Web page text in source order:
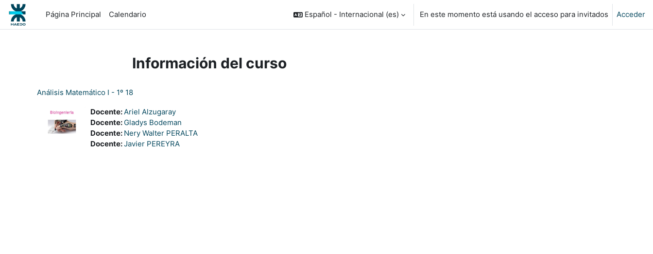
Salta al contenido principal
Página Principal
Calendario Español - Internacional ‎(es)‎ En este momento está usando el acceso para invitados Acceder
Información del curso
Análisis Matemático I - 1º 18
Docente:Ariel Alzugaray
Docente: Gladys Bodeman
Docente: Nery Walter PERALTA
Docente:Javier PEREYRA